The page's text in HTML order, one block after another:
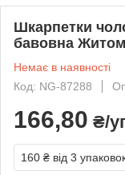
Шкарпетки
бавовна
Немає в наявності
Код: NG-87288
166,80 ₴/
160 ₴ від 3